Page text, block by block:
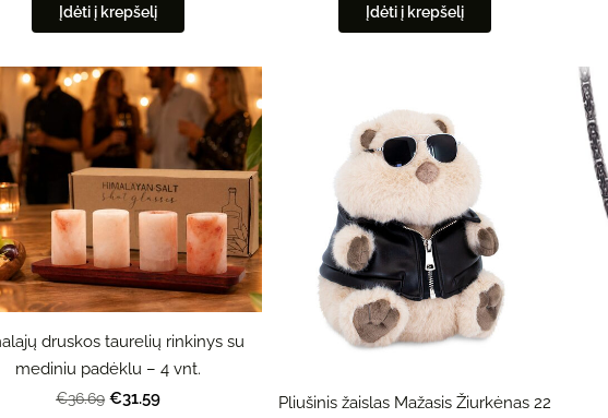
Įdėti į krepšelį Įdėti į krepšelį
druskos taurelių rinkinys su
mediniu padėklu – 4 vnt.
€36.69 €31.59
Pliušinis žaislas Mažasis Žiurkėnas 22